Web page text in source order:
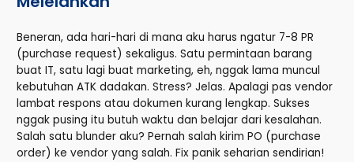
Beneran, ada hari-hari di mana aku harus ngatur 7-8 PR
(purchase request) sekaligus. Satu permintaan barang
buat IT, satu lagi buat marketing, eh, nggak lama muncul
kebutuhan ATK dadakan. Stress? Jelas. Apalagi pas vendor
lambat respons atau dokumen kurang lengkap. Sukses
nggak pusing itu butuh waktu dan belajar dari kesalahan.
Salah satu blunder aku? Pernah salah kirim PO (purchase
order) ke vendor yang salah. Fix panik seharian sendirian!